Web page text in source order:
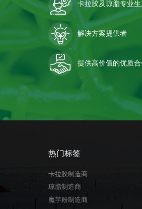
卡拉胶及琼脂专业
解决方案提供者
提供高价值的优质
热门标签
卡拉胶制造商
琼脂制造商
魔芋粉制造商